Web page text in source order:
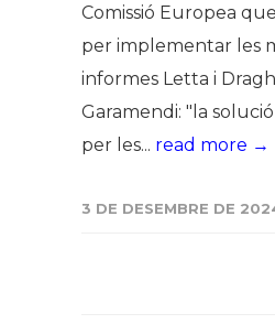
Comissió Europea
per implementar les
informes Letta i
Garamendi: "la
per les... read more →
3 DE DESEMBRE DE